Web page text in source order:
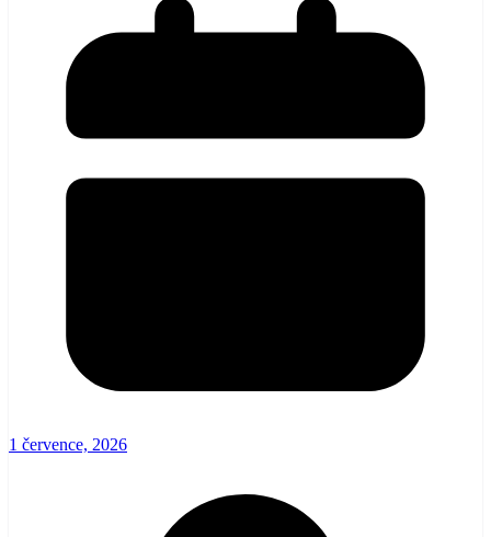
1 července, 2026